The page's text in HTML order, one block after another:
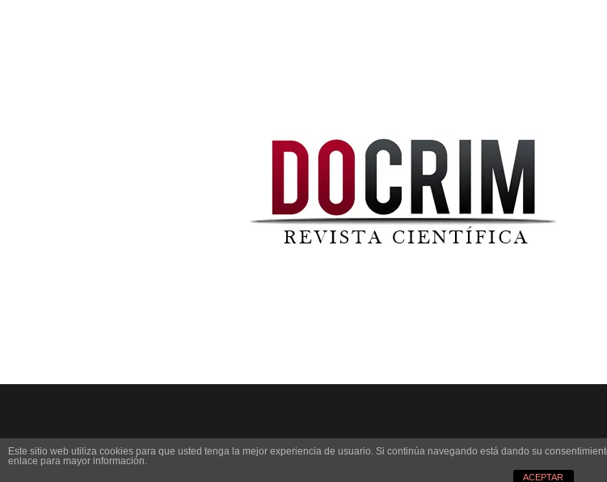
© 2019 DOCRIM | Todos los derechos
Este sitio web utiliza cookies para que usted tenga la mejor experiencia de usuario. Si continúa navegando está dando su
enlace para mayor información.
ACEPTAR